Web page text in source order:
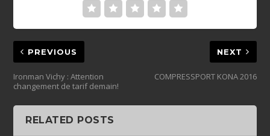
PREVIOUS
Ironman Vichy : Attention
changement de tarif demain!
NEXT
COMPRESSPORT KONA 2016‏
RELATED POSTS